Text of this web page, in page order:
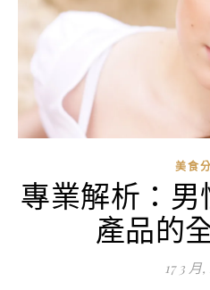
美食
專業解析：
產品的
17 3 月